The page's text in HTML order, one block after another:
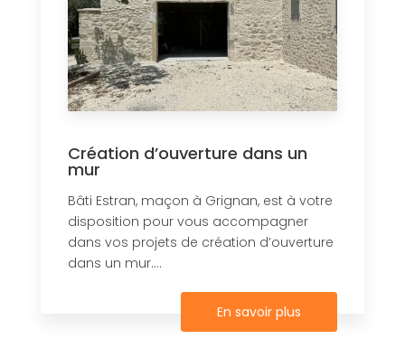
Création d’ouverture dans un
mur
Bâti Estran, maçon à Grignan, est à votre
disposition pour vous accompagner
dans vos projets de création d’ouverture
dans un mur....
En savoir plus